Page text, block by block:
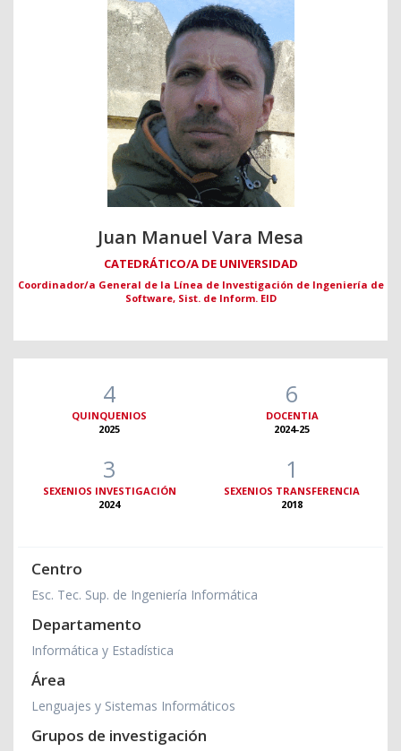
Juan Manuel Vara Mesa
CATEDRÁTICO/A DE UNIVERSIDAD
Coordinador/a General de la Línea de Investigación de Ingeniería de
Software, Sist. de Inform. EID
4
QUINQUENIOS
2025
6
DOCENTIA
2024-25
3
SEXENIOS INVESTIGACIÓN
2024
1
SEXENIOS TRANSFERENCIA
2018
Centro
Esc. Tec. Sup. de Ingeniería Informática
Departamento
Informática y Estadística
Área
Lenguajes y Sistemas Informáticos
Grupos de investigación